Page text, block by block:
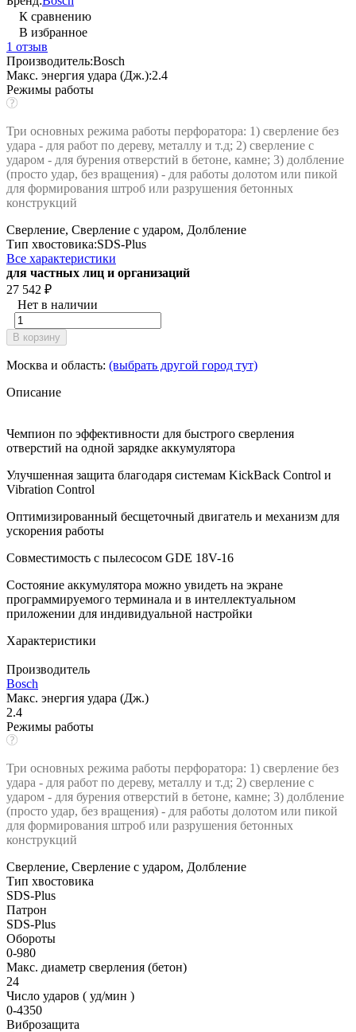
К сравнению
В избранное
1 отзыв
Производитель:Bosch
Макс. энергия удара (Дж.):2.4
Режимы работы
Три основных режима работы перфоратора: 1) сверление без
удара - для работ по дереву, металлу и т.д; 2) сверление с
ударом - для бурения отверстий в бетоне, камне; 3) долбление
(просто удар, без вращения) - для работы долотом или пикой
для формирования штроб или разрушения бетонных
конструкций
Сверление, Сверление с ударом, Долбление
Тип хвостовика:SDS-Plus
Все характеристики
для частных лиц и организаций
27 542 ₽
Нет в наличии
В корзину
Москва и область: (выбрать другой город тут)
Описание
Чемпион по эффективности для быстрого сверления
отверстий на одной зарядке аккумулятора
Улучшенная защита благодаря системам KickBack Control и
Vibration Control
Оптимизированный бесщеточный двигатель и механизм для
ускорения работы
Совместимость с пылесосом GDE 18V-16
Состояние аккумулятора можно увидеть на экране
программируемого терминала и в интеллектуальном
приложении для индивидуальной настройки
Характеристики
Производитель
Bosch
Макс. энергия удара (Дж.)
2.4
Режимы работы
Три основных режима работы перфоратора: 1) сверление без
удара - для работ по дереву, металлу и т.д; 2) сверление с
ударом - для бурения отверстий в бетоне, камне; 3) долбление
(просто удар, без вращения) - для работы долотом или пикой
для формирования штроб или разрушения бетонных
конструкций
Сверление, Сверление с ударом, Долбление
Тип хвостовика
SDS-Plus
Патрон
SDS-Plus
Обороты
0-980
Макс. диаметр сверления (бетон)
24
Число ударов ( уд/мин )
0-4350
Виброзащита